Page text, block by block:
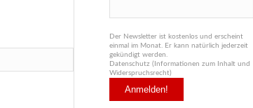
Der Newsletter ist kostenlos und erscheint
einmal im Monat. Er kann natürlich jederzeit
gekündigt werden.
Datenschutz (Informationen zum Inhalt und
Widerspruchsrecht)